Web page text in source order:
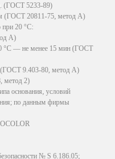
(ГОСТ 5233-89)
(ГОСТ 20811-75, метод А)
при 20 °C:
А)
°C — не менее 15 мин (ГОСТ
9.403-80, метод А)
метод 2)
основания, условий
по данным фирмы
№ S 6.186.05;